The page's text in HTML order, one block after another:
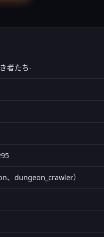
者たち-
dungeon_crawler）